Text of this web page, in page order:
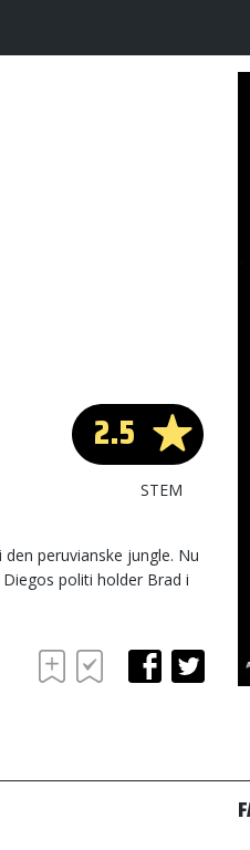
2.5
STEM
peruvianske jungle. Nu
politi holder Brad i